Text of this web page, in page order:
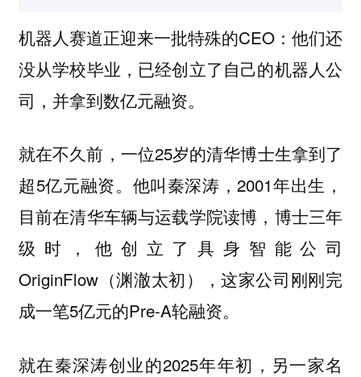
机器人赛道正迎来一批特殊的CEO：他们还
没从学校毕业，已经创立了自己的机器人公
司，并拿到数亿元融资。
就在不久前，一位25岁的清华博士生拿到了
超5亿元融资。他叫秦深涛，2001年出生，
目前在清华车辆与运载学院读博，博士三年
级时，他创立了具身智能公司
OriginFlow（渊澈太初），这家公司刚刚完
成一笔5亿元的Pre-A轮融资。
就在秦深涛创业的2025年年初，另一家名